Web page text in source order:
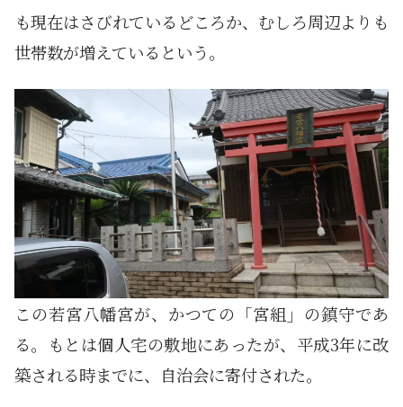
も現在はさびれているどころか、むしろ周辺よりも
世帯数が増えているという。
この若宮八幡宮が、かつての「宮組」の鎮守であ
る。もとは個人宅の敷地にあったが、平成3年に改
築される時までに、自治会に寄付された。